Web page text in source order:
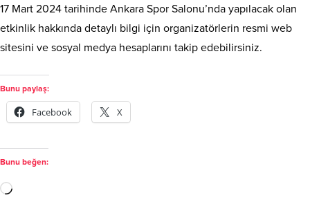
17 Mart 2024 tarihinde Ankara Spor Salonu’nda yapılacak olan
etkinlik hakkında detaylı bilgi için organizatörlerin resmi web
sitesini ve sosyal medya hesaplarını takip edebilirsiniz.
Bunu paylaş:
Facebook X
Bunu beğen: